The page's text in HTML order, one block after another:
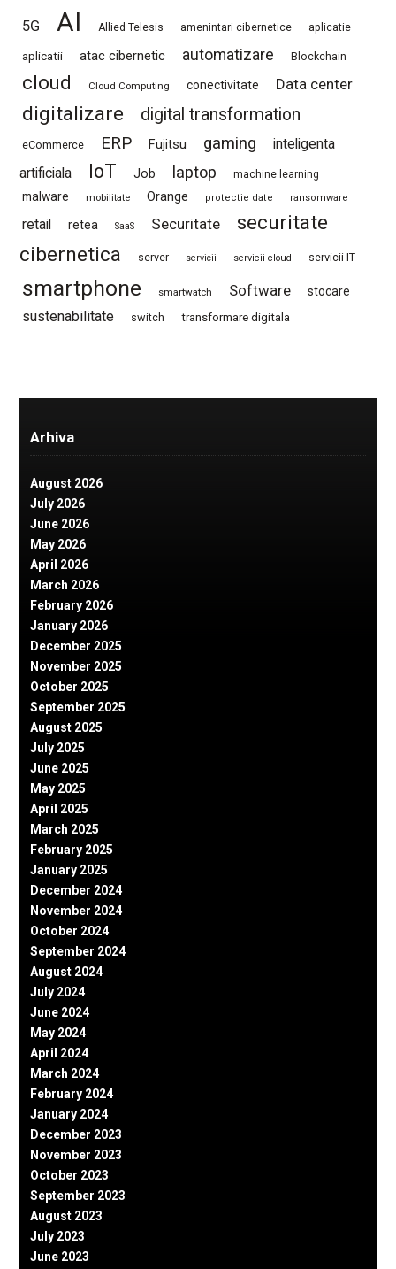
5G AI Allied Telesis amenintari cibernetice aplicatie
aplicatii atac cibernetic automatizare Blockchain
cloud Cloud Computing conectivitate Data center
digitalizare digital transformation
eCommerce ERP Fujitsu gaming
inteligenta
artificiala
IoT Job laptop machine learning
malware mobilitate Orange protectie date ransomware
retail retea SaaS Securitate
securitate
cibernetica
server servicii servicii cloud servicii IT
smartphone smartwatch Software stocare
sustenabilitate switch transformare digitala
Arhiva
August 2026
July 2026
June 2026
May 2026
April 2026
March 2026
February 2026
January 2026
December 2025
November 2025
October 2025
September 2025
August 2025
July 2025
June 2025
May 2025
April 2025
March 2025
February 2025
January 2025
December 2024
November 2024
October 2024
September 2024
August 2024
July 2024
June 2024
May 2024
April 2024
March 2024
February 2024
January 2024
December 2023
November 2023
October 2023
September 2023
August 2023
July 2023
June 2023